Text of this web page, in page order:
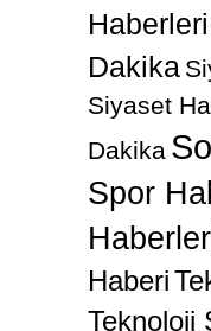
Haberleri
Dakika
Siyaset
Dakika
Spor
Haberi
Teknoloji